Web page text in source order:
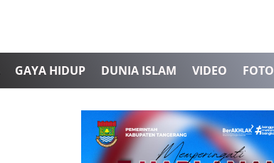
GAYA HIDUP DUNIA ISLAM VIDEO FOTO